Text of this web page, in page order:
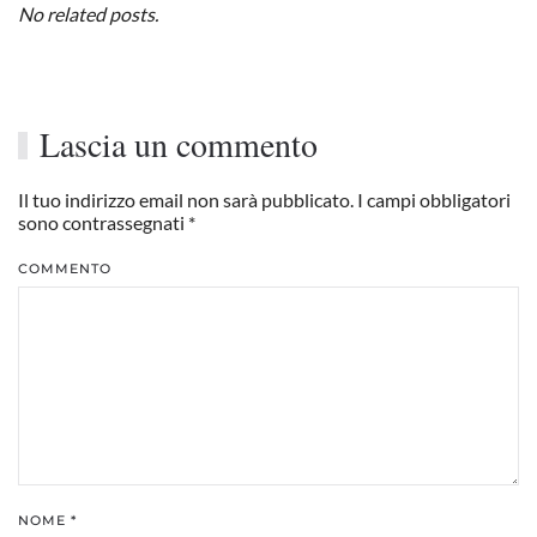
No related posts.
Lascia un commento
Il tuo indirizzo email non sarà pubblicato. I campi obbligatori
sono contrassegnati *
COMMENTO
NOME *